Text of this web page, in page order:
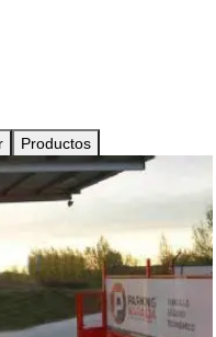
Productos